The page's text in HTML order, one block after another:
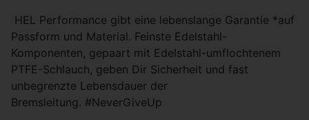
HEL Performance gibt eine lebenslange Garantie *auf
Passform und Material. Feinste Edelstahl-
Komponenten, gepaart mit Edelstahl-umflochtenem
PTFE-Schlauch, geben Dir Sicherheit und fast
unbegrenzte Lebensdauer der
Bremsleitung. #NeverGiveUp